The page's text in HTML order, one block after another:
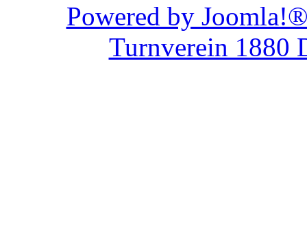
Powered by
Turnverein